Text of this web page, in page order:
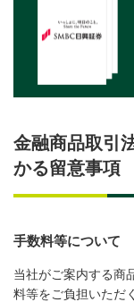
金融商品取引
かる留意事項
手数料等について
当社がご案内する商
料等をご負担いただ